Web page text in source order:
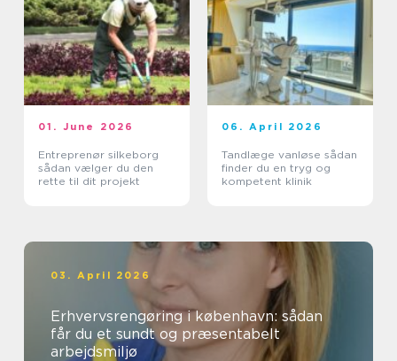
01. June 2026
Entreprenør silkeborg
sådan vælger du den
rette til dit projekt
06. April 2026
Tandlæge vanløse sådan
finder du en tryg og
kompetent klinik
03. April 2026
Erhvervsrengøring i københavn: sådan
får du et sundt og præsentabelt
arbejdsmiljø